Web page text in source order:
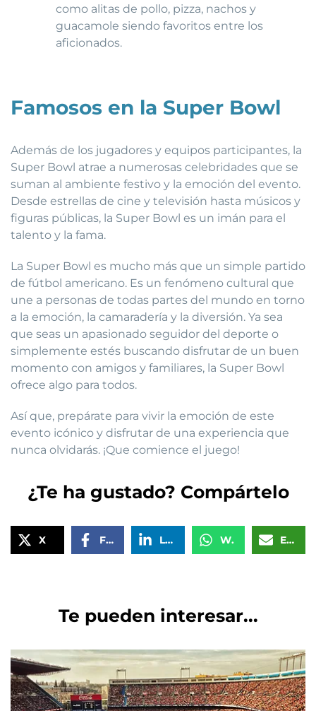
como alitas de pollo, pizza, nachos y
guacamole siendo favoritos entre los
aficionados.
Famosos en la Super Bowl
Además de los jugadores y equipos participantes, la
Super Bowl atrae a numerosas celebridades que se
suman al ambiente festivo y la emoción del evento.
Desde estrellas de cine y televisión hasta músicos y
figuras públicas, la Super Bowl es un imán para el
talento y la fama.
La Super Bowl es mucho más que un simple partido
de fútbol americano. Es un fenómeno cultural que
une a personas de todas partes del mundo en torno
a la emoción, la camaradería y la diversión. Ya sea
que seas un apasionado seguidor del deporte o
simplemente estés buscando disfrutar de un buen
momento con amigos y familiares, la Super Bowl
ofrece algo para todos.
Así que, prepárate para vivir la emoción de este
evento icónico y disfrutar de una experiencia que
nunca olvidarás. ¡Que comience el juego!
¿Te ha gustado? Compártelo
X Facebook LinkedIn WhatsApp Email
Te pueden interesar...